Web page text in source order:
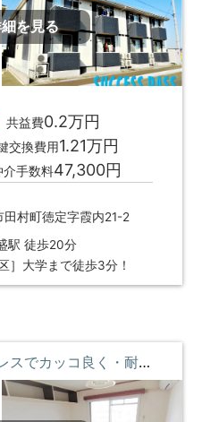
を見る
共益費0.2万円
交換費用1.21万円
介手数料47,300円
村町徳定字霞内21-2
駅 徒歩20分
］大学まで徒歩3分！
【ティエード302】キーレスでカッコ良く・耐震耐火で安心・断熱効果でいつでも快適な部屋 ③階 **即入居募集中**